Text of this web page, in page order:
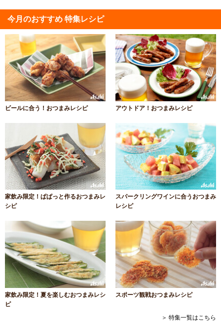
今月のおすすめ 特集レシピ
ビールに合う！おつまみレシピ アウトドア！おつまみレシピ
家飲み限定！ぱぱっと作るおつまみレ
シピ
スパークリングワインに合うおつまみ
レシピ
家飲み限定！夏を楽しむおつまみレシ
ピ
スポーツ観戦おつまみレシピ
＞ 特集一覧はこちら